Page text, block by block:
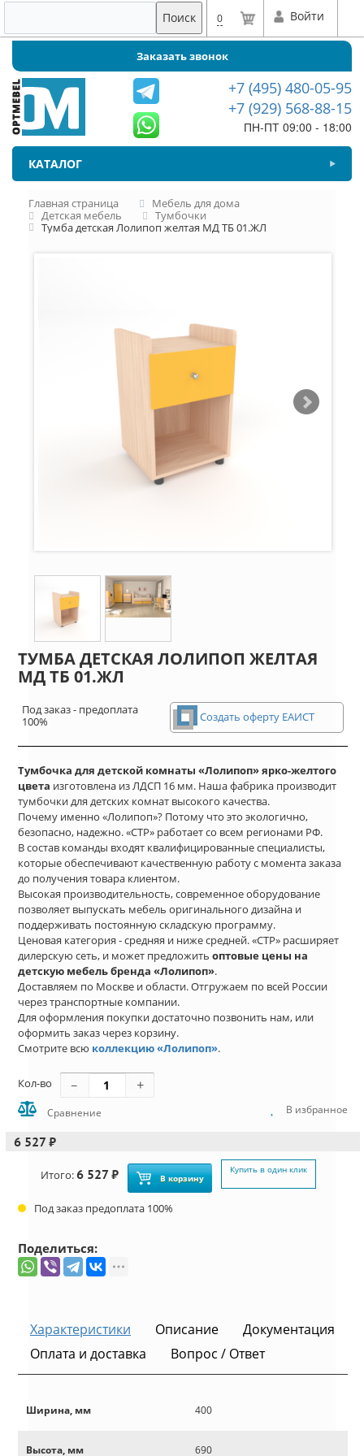
Поиск 0 Войти
Заказать звонок
+7 (495) 480-05-95
+7 (929) 568-88-15
ПН-ПТ 09:00 - 18:00
КАТАЛОГ
Главная страница
Мебель для дома
Детская мебель
Тумбочки
Тумба детская Лолипоп желтая МД ТБ 01.ЖЛ
ТУМБА ДЕТСКАЯ ЛОЛИПОП ЖЕЛТАЯ
МД ТБ 01.ЖЛ
Под заказ - предоплата
100%
Создать оферту ЕАИСТ
Тумбочка для детской комнаты «Лолипоп» ярко-желтого
цвета изготовлена из ЛДСП 16 мм. Наша фабрика производит
тумбочки для детских комнат высокого качества.
Почему именно «Лолипоп»? Потому что это экологично,
безопасно, надежно. «СТР» работает со всем регионами РФ.
В состав команды входят квалифицированные специалисты,
которые обеспечивают качественную работу с момента заказа
до получения товара клиентом.
Высокая производительность, современное оборудование
позволяет выпускать мебель оригинального дизайна и
поддерживать постоянную складскую программу.
Ценовая категория - средняя и ниже средней. «СТР» расширяет
дилерскую сеть, и может предложить оптовые цены на
детскую мебель бренда «Лолипоп».
Доставляем по Москве и области. Отгружаем по всей России
через транспортные компании.
Для оформления покупки достаточно позвонить нам, или
оформить заказ через корзину.
Смотрите всю коллекцию «Лолипоп».
Кол-во
Сравнение В избранное
6 527 ₽
Итого:6 527 ₽ В корзину
Купить в один клик
Под заказ предоплата 100%
Поделиться:
Характеристики Описание
Документация
Оплата и доставка
Вопрос / Ответ
Ширина, мм 400
Высота, мм 690